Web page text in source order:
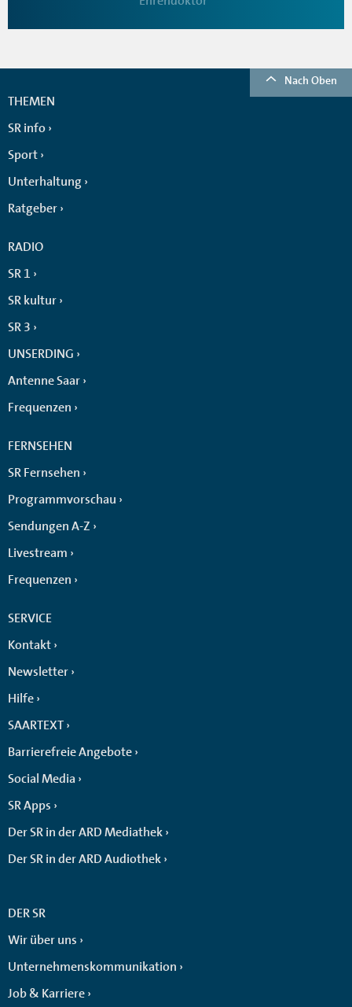
Nach Oben
THEMEN
SR info
Sport
Unterhaltung
Ratgeber
RADIO
SR 1
SR kultur
SR 3
UNSERDING
Antenne Saar
Frequenzen
FERNSEHEN
SR Fernsehen
Programmvorschau
Sendungen A-Z
Livestream
Frequenzen
SERVICE
Kontakt
Newsletter
Hilfe
SAARTEXT
Barrierefreie Angebote
Social Media
SR Apps
Der SR in der ARD Mediathek
Der SR in der ARD Audiothek
DER SR
Wir über uns
Unternehmenskommunikation
Job & Karriere